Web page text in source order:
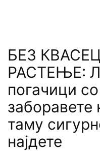
БЕЗ
РАСТЕЊЕ:
погачици
заборавете
таму
најдете